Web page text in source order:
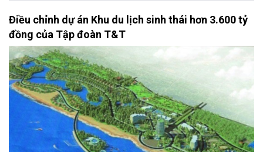
Điều chỉnh dự án Khu du lịch sinh thái hơn 3.600 tỷ
đồng của Tập đoàn T&T